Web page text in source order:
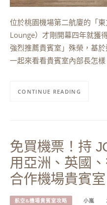
位於桃園機場第二航廈的「
Lounge）才剛開幕四年就獲
強烈推薦貴賓室」殊榮，基
一起來看看貴賓室內部長怎
CONTINUE READING
免買機票！持
用亞洲、英國
合作機場貴賓室
航空&機場貴賓室攻略 小嵐